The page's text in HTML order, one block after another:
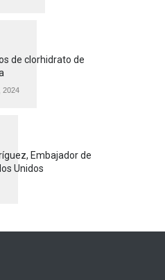
de clorhidrato de
2024
Embajador de
Unidos